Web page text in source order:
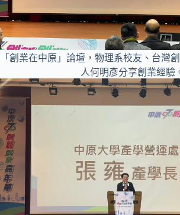
「創業在中原」論壇，物理系校友、台灣
人何明彥分享創業經驗